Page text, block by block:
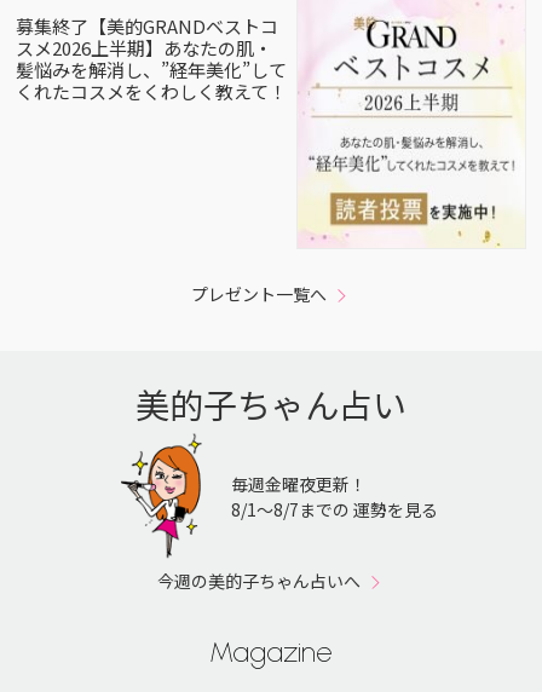
募集終了【美的GRANDベストコ
スメ2026上半期】あなたの肌・
髪悩みを解消し、”経年美化”して
くれたコスメをくわしく教えて！
プレゼント一覧へ
美的子ちゃん占い
毎週金曜夜更新！
8/1〜8/7までの 運勢を見る
今週の美的子ちゃん占いへ
Magazine